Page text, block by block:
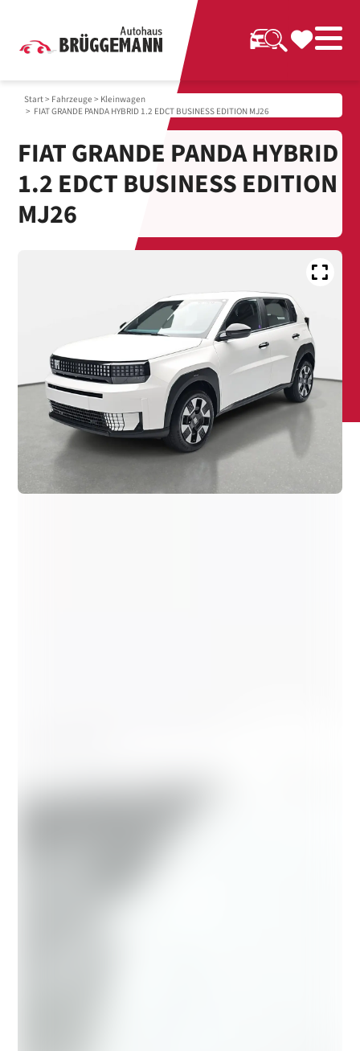
Start> Fahrzeuge > Kleinwagen
> FIAT GRANDE PANDA HYBRID 1.2 EDCT BUSINESS EDITION MJ26
FIAT GRANDE PANDA HYBRID
1.2 EDCT BUSINESS EDITION
MJ26